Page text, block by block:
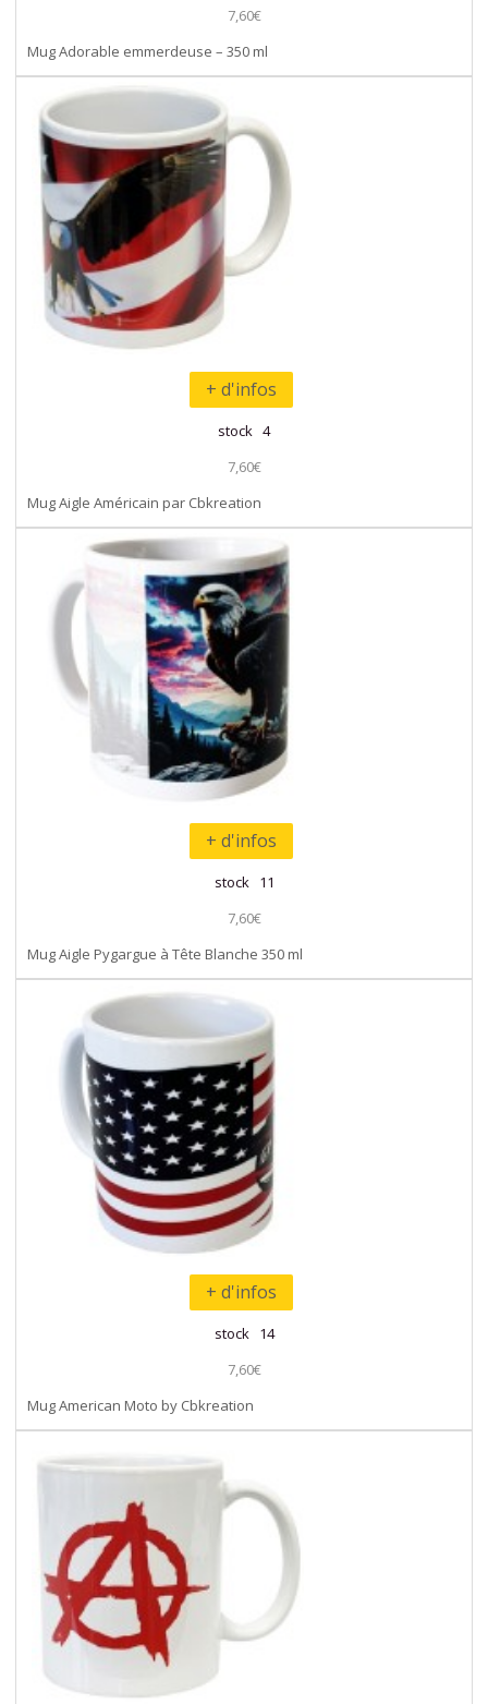
7,60€
Mug Adorable emmerdeuse – 350 ml
+ d'infos
stock 4
7,60€
Mug Aigle Américain par Cbkreation
+ d'infos
stock 11
7,60€
Mug Aigle Pygargue à Tête Blanche 350 ml
+ d'infos
stock 14
7,60€
Mug American Moto by Cbkreation